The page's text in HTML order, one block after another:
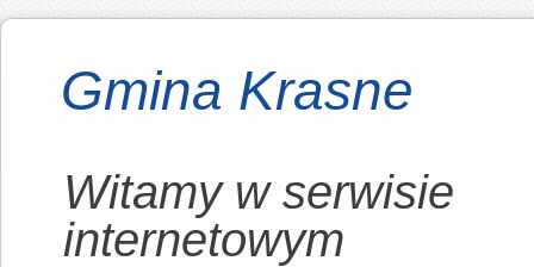
Gmina Krasne
Witamy w serwisie
internetowym